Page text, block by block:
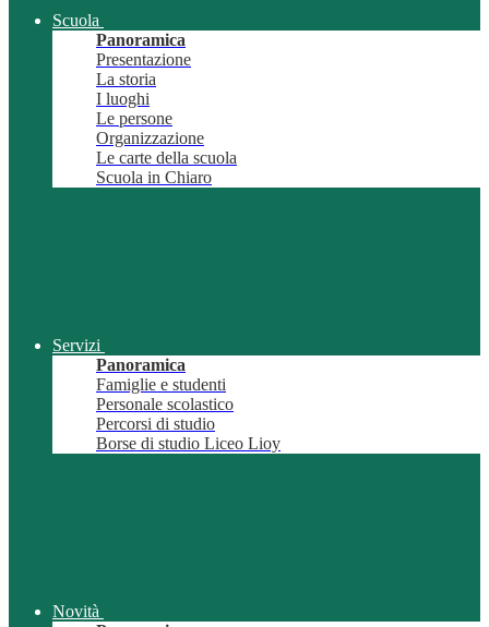
Scuola
Panoramica
Presentazione
La storia
I luoghi
Le persone
Organizzazione
Le carte della scuola
Scuola in Chiaro
Servizi
Panoramica
Famiglie e studenti
Personale scolastico
Percorsi di studio
Borse di studio Liceo Lioy
Novità